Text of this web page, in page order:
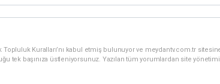
Topluluk Kuralları’nı kabul etmiş bulunuyor ve meydantv.com.tr
tek başınıza üstleniyorsunuz. Yazılan tüm yorumlardan site